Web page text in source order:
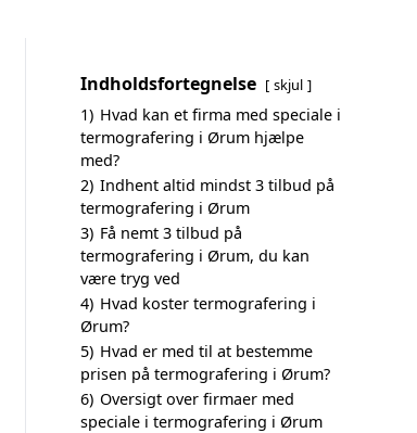
Indholdsfortegnelse skjul
1) Hvad kan et firma med speciale i
termografering i Ørum hjælpe
med?
2) Indhent altid mindst 3 tilbud på
termografering i Ørum
3) Få nemt 3 tilbud på
termografering i Ørum, du kan
være tryg ved
4) Hvad koster termografering i
Ørum?
5) Hvad er med til at bestemme
prisen på termografering i Ørum?
6) Oversigt over firmaer med
speciale i termografering i Ørum